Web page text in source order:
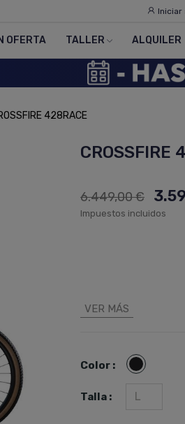
Iniciar
OFERTA TALLER ALQUILER
428RACE
CROSSFIRE
6.449,00 €
Impuestos incluidos
VER MÁS
Color : GALAXY
Talla :